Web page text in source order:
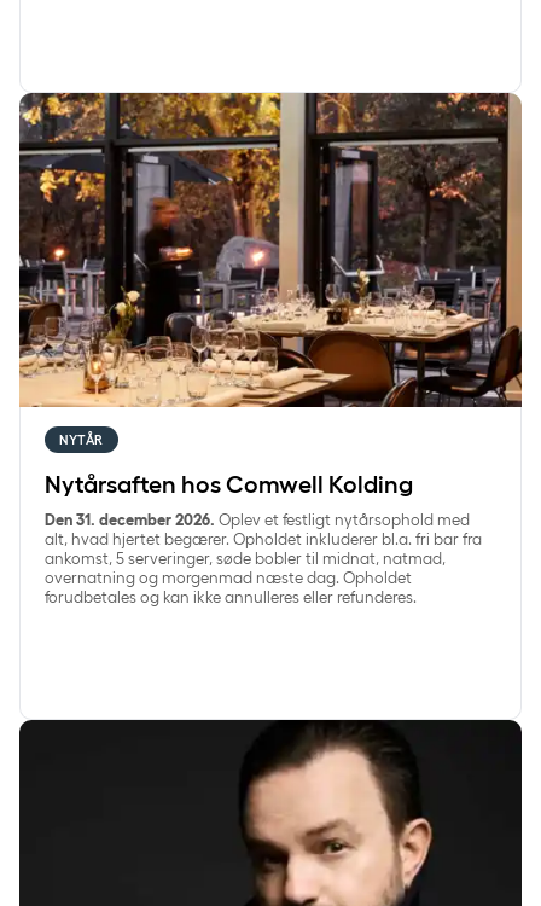
Nytårsaften hos Comwell Kolding
NYTÅR
Nytårsaften hos Comwell Kolding
Den 31. december 2026. Oplev et festligt nytårsophold med
alt, hvad hjertet begærer. Opholdet inkluderer bl.a. fri bar fra
ankomst, 5 serveringer, søde bobler til midnat, natmad,
overnatning og morgenmad næste dag. Opholdet
forudbetales og kan ikke annulleres eller refunderes.
Tim Christensen koncert hos Comwell Kolding